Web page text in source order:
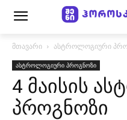
მთავარი ასტროლოგიური
ასტროლოგიური პროგნოზი
4 მაისის
პროგნოზი